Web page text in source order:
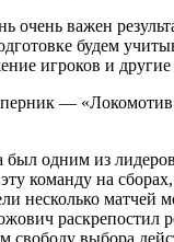
очень важен
будем
игроков и
—
был одним из
команду на
несколько матчей
раскрепостил